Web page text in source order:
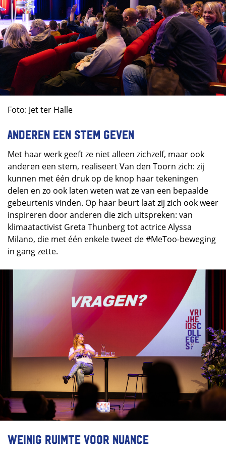
Foto: Jet ter Halle
Anderen een stem geven
Met haar werk geeft ze niet alleen zichzelf, maar ook
anderen een stem, realiseert Van den Toorn zich: zij
kunnen met één druk op de knop haar tekeningen
delen en zo ook laten weten wat ze van een bepaalde
gebeurtenis vinden. Op haar beurt laat zij zich ook weer
inspireren door anderen die zich uitspreken: van
klimaatactivist Greta Thunberg tot actrice Alyssa
Milano, die met één enkele tweet de #MeToo-beweging
in gang zette.
Weinig ruimte voor nuance